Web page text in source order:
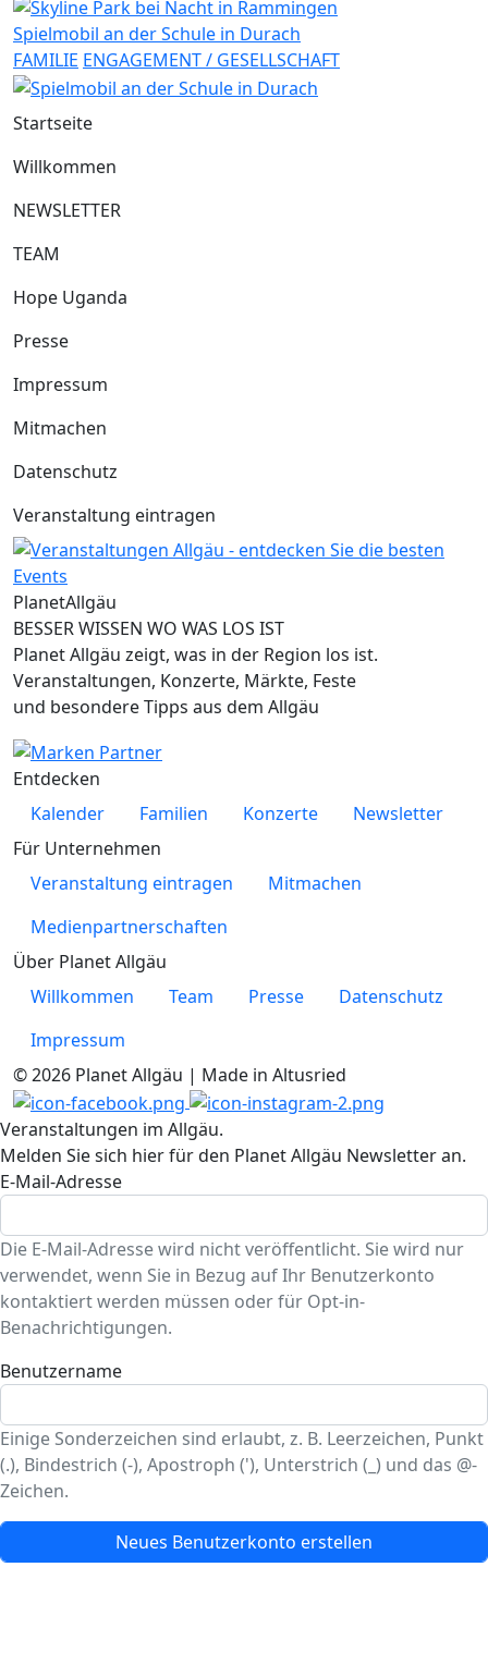
Spielmobil an der Schule in Durach
FAMILIE ENGAGEMENT / GESELLSCHAFT
Startseite
Willkommen
NEWSLETTER
TEAM
Hope Uganda
Presse
Impressum
Mitmachen
Datenschutz
Veranstaltung eintragen
PlanetAllgäu
BESSER WISSEN WO WAS LOS IST
Planet Allgäu zeigt, was in der Region los ist.
Veranstaltungen, Konzerte, Märkte, Feste
und besondere Tipps aus dem Allgäu
Entdecken
Kalender
Familien Konzerte
Newsletter
Für Unternehmen
Veranstaltung eintragen
Mitmachen
Medienpartnerschaften
Über Planet Allgäu
Willkommen
Team Presse
Datenschutz
Impressum
© 2026 Planet Allgäu | Made in Altusried
Veranstaltungen im Allgäu.
Melden Sie sich hier für den Planet Allgäu Newsletter an.
E-Mail-Adresse
Die E-Mail-Adresse wird nicht veröffentlicht. Sie wird nur
verwendet, wenn Sie in Bezug auf Ihr Benutzerkonto
kontaktiert werden müssen oder für Opt-in-
Benachrichtigungen.
Benutzername
Einige Sonderzeichen sind erlaubt, z. B. Leerzeichen, Punkt
(.), Bindestrich (-), Apostroph ('), Unterstrich (_) und das @-
Zeichen.